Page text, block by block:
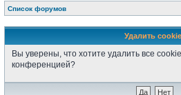
Список форумов
Удалить
Вы уверены, что хотите удалить все
конференцией?